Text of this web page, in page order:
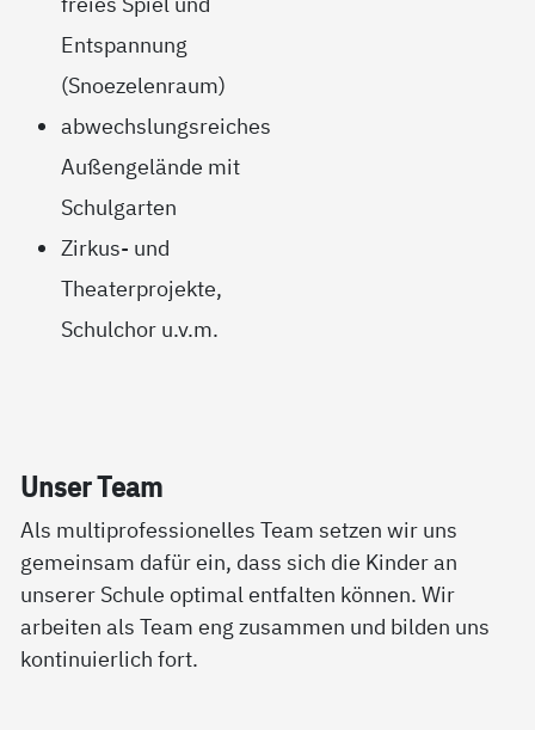
Entspannung
(Snoezelenraum)
abwechslungsreiches
Außengelände mit
Schulgarten
Zirkus- und
Theaterprojekte,
Schulchor u.v.m.
Un­ser Team
Als multiprofessionelles Team setzen wir uns
gemeinsam dafür ein, dass sich die Kinder an
unserer Schule optimal entfalten können. Wir
arbeiten als Team eng zusammen und bilden uns
kontinuierlich fort.